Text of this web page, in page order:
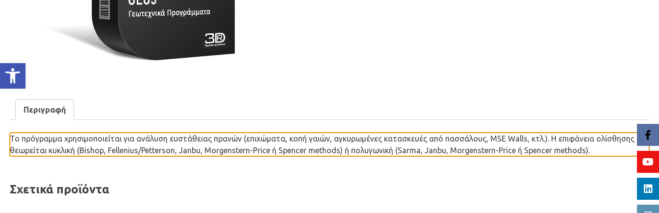
Ανοίξτε τη γραμμή εργαλείων
Περιγραφή
Το πρόγραμμα χρησιμοποιείται για ανάλυση ευστάθειας πρανών (επιχώματα, κοπή γαιών, αγκυρωμένες κατασκευές από πασσάλους, MSE Walls, κτλ.). Η επιφάνεια ολίσθησης
θεωρείται κυκλική (Bishop, Fellenius/Petterson, Janbu, Morgenstern-Price ή Spencer methods) ή πολυγωνική (Sarma, Janbu, Morgenstern-Price ή Spencer methods).
Σχετικά προϊόντα